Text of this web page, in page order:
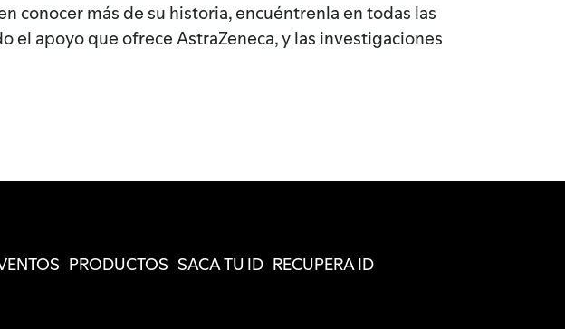
conocer más de su historia, encuéntrenla en todas las
el apoyo que ofrece AstraZeneca, y las investigaciones
PRODUCTOS SACA TU ID RECUPERA ID